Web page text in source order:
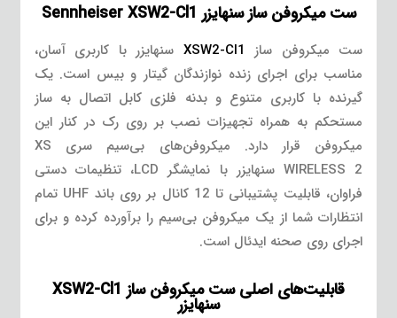
ست میکروفن ساز سنهایزر Sennheiser XSW2-Cl1
ست میکروفن ساز XSW2-Cl1 سنهایزر با کاربری آسان،
مناسب برای اجرای زنده نوازندگان گیتار و بیس است. یک
گیرنده با کاربری متنوع و بدنه فلزی کابل اتصال به ساز
مستحکم به همراه تجهیزات نصب بر روی رک در کنار این
میکروفن قرار دارد. میکروفن‌های بی‌سیم سری XS
WIRELESS 2 سنهایزر با نمایشگر LCD، تنظیمات دستی
فراوان، قابلیت پشتیبانی تا 12 کانال بر روی باند UHF تمام
انتظارات شما از یک میکروفن بی‌سیم را برآورده کرده و برای
اجرای روی صحنه ایدئال است.
قابلیت‌های اصلی ست میکروفن ساز XSW2-Cl1
سنهایزر